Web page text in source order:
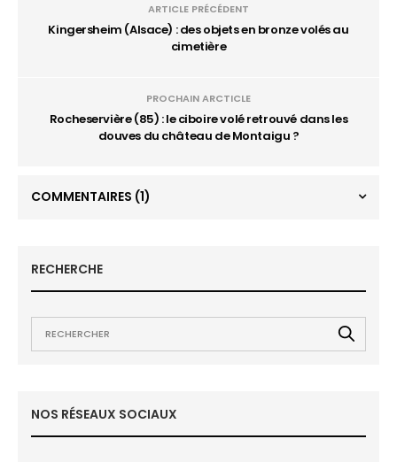
ARTICLE PRÉCÉDENT
Kingersheim (Alsace) : des objets en bronze volés au
cimetière
PROCHAIN ARCTICLE
Rocheservière (85) : le ciboire volé retrouvé dans les
douves du château de Montaigu ?
COMMENTAIRES (1)
RECHERCHE
NOS RÉSEAUX SOCIAUX